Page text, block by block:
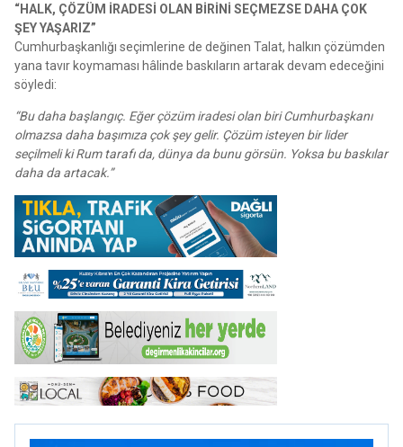
“HALK, ÇÖZÜM İRADESİ OLAN BİRİNİ SEÇMEZSE DAHA ÇOK
ŞEY YAŞARIZ”
Cumhurbaşkanlığı seçimlerine de değinen Talat, halkın çözümden
yana tavır koymaması hâlinde baskıların artarak devam edeceğini
söyledi:
“Bu daha başlangıç. Eğer çözüm iradesi olan biri Cumhurbaşkanı
olmazsa daha başımıza çok şey gelir. Çözüm isteyen bir lider
seçilmeli ki Rum tarafı da, dünya da bunu görsün. Yoksa bu baskılar
daha da artacak.”